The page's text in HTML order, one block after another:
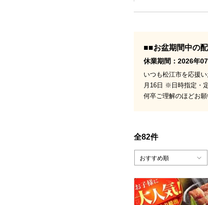
■■お盆期間中の
休業期間：2026年
いつも松江市を応援
月16日 ※日時指定・
何卒ご理解のほどお願
全82件
おすすめ順